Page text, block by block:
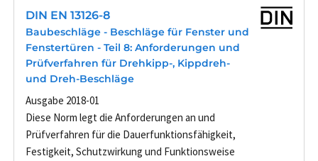
DIN EN 13126-8
Baubeschläge - Beschläge für Fenster und
Fenstertüren - Teil 8: Anforderungen und
Prüfverfahren für Drehkipp-, Kippdreh-
und Dreh-Beschläge
Ausgabe 2018-01
Diese Norm legt die Anforderungen an und
Prüfverfahren für die Dauerfunktionsfähigkeit,
Festigkeit, Schutzwirkung und Funktionsweise